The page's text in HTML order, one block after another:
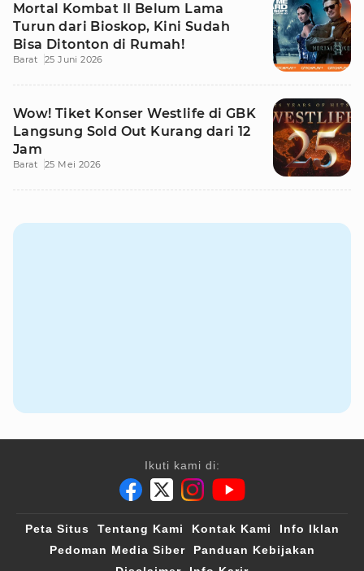
Mortal Kombat II Belum Lama
Turun dari Bioskop, Kini Sudah
Bisa Ditonton di Rumah!
Barat 25 Juni 2026
Wow! Tiket Konser Westlife di GBK
Langsung Sold Out Kurang dari 12
Jam
Barat 25 Mei 2026
Ikuti kami di:
Peta Situs Tentang Kami Kontak Kami
Info Iklan
Pedoman Media Siber
Panduan Kebijakan